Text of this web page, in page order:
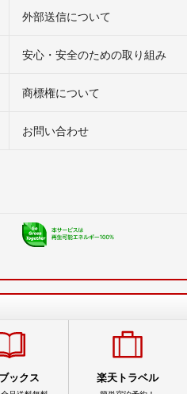
外部送信について
安心・安全のための取り組み
商標権について
お問い合わせ
ックス 楽天トラベル